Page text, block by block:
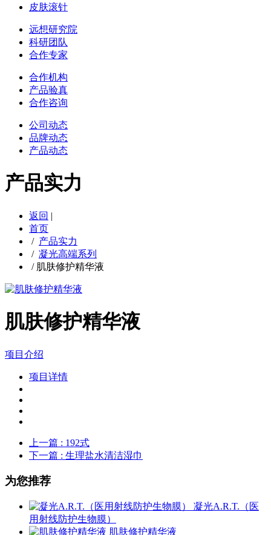
皮肤滚针
远想研究院
科研团队
合作专家
合作机构
产品验真
合作咨询
公司动态
品牌动态
产品动态
产品实力
返回 |
首页
/ 产品实力
/ 凝光高端系列
/ 肌肤修护精华液
肌肤修护精华液
项目介绍
项目详情
上一篇 : 192式
下一篇 : 生理盐水清洁湿巾
为您推荐
凝光A.R.T.（医
用射线防护生物膜）
肌肤修护精华液